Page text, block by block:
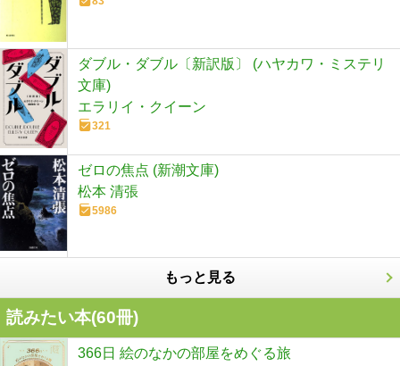
ダブル・ダブル〔新訳版〕 (ハヤカワ・ミステリ
文庫)
エラリイ・クイーン
321
ゼロの焦点 (新潮文庫)
松本 清張
5986
もっと見る
読みたい本(60冊)
366日 絵のなかの部屋をめぐる旅